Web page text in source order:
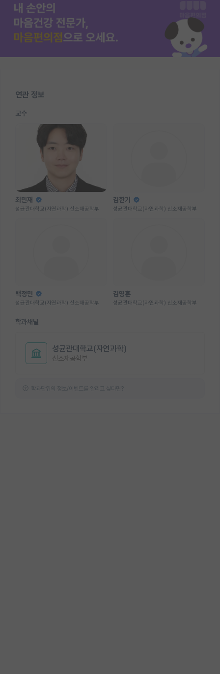
연관 정보
교수
최민재
성균관대학교(자연과학) 신소재공학부
김한기
성균관대학교(자연과학) 신소재공학부
백정민
성균관대학교(자연과학) 신소재공학부
김영훈
성균관대학교(자연과학) 신소재공학부
학과채널
성균관대학교(자연과학)
신소재공학부
학과단위의 정보/이벤트를 알리고 싶다면?